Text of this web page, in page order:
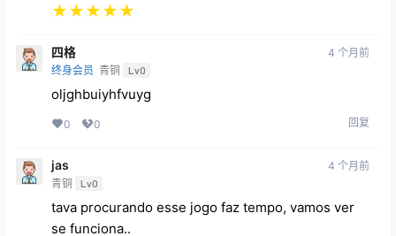
★★★★★
四格
终身会员 青铜 Lv0
4 个月前
oljghbuiyhfvuyg
0 0 回复
jas
青铜 Lv0
4 个月前
tava procurando esse jogo faz tempo, vamos ver
se funciona..